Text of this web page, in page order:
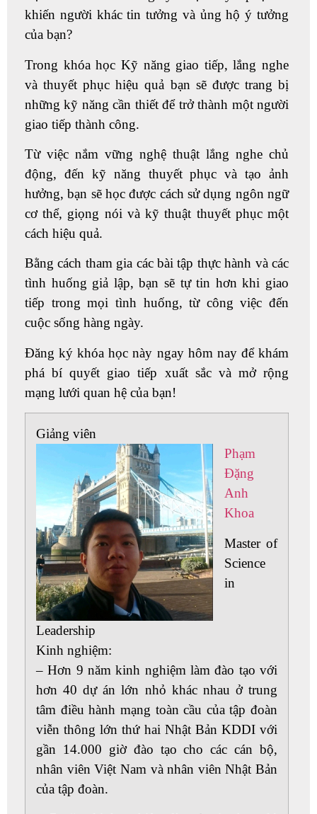
khiến người khác tin tưởng và ủng hộ ý tưởng
của bạn?
Trong khóa học Kỹ năng giao tiếp, lắng nghe
và thuyết phục hiệu quả bạn sẽ được trang bị
những kỹ năng cần thiết để trở thành một người
giao tiếp thành công.
Từ việc nắm vững nghệ thuật lắng nghe chủ
động, đến kỹ năng thuyết phục và tạo ảnh
hưởng, bạn sẽ học được cách sử dụng ngôn ngữ
cơ thể, giọng nói và kỹ thuật thuyết phục một
cách hiệu quả.
Bằng cách tham gia các bài tập thực hành và các
tình huống giả lập, bạn sẽ tự tin hơn khi giao
tiếp trong mọi tình huống, từ công việc đến
cuộc sống hàng ngày.
Đăng ký khóa học này ngay hôm nay để khám
phá bí quyết giao tiếp xuất sắc và mở rộng
mạng lưới quan hệ của bạn!
Giảng viên
Phạm
Đặng
Anh
Khoa
Master of
Science
in
Leadership
Kinh nghiệm:
– Hơn 9 năm kinh nghiệm làm đào tạo với
hơn 40 dự án lớn nhỏ khác nhau ở trung
tâm điều hành mạng toàn cầu của tập đoàn
viễn thông lớn thứ hai Nhật Bản KDDI với
gần 14.000 giờ đào tạo cho các cán bộ,
nhân viên Việt Nam và nhân viên Nhật Bản
của tập đoàn.